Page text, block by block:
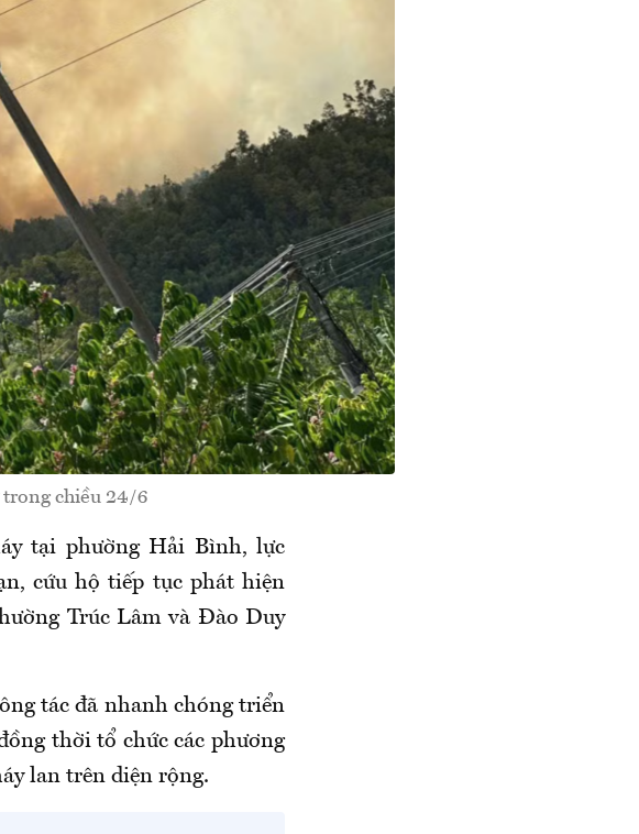
trong chiều 24/6
tại phường Hải Bình, lực
cứu hộ tiếp tục phát hiện
Trúc Lâm và Đào Duy
tác đã nhanh chóng triển
thời tổ chức các phương
lan trên diện rộng.